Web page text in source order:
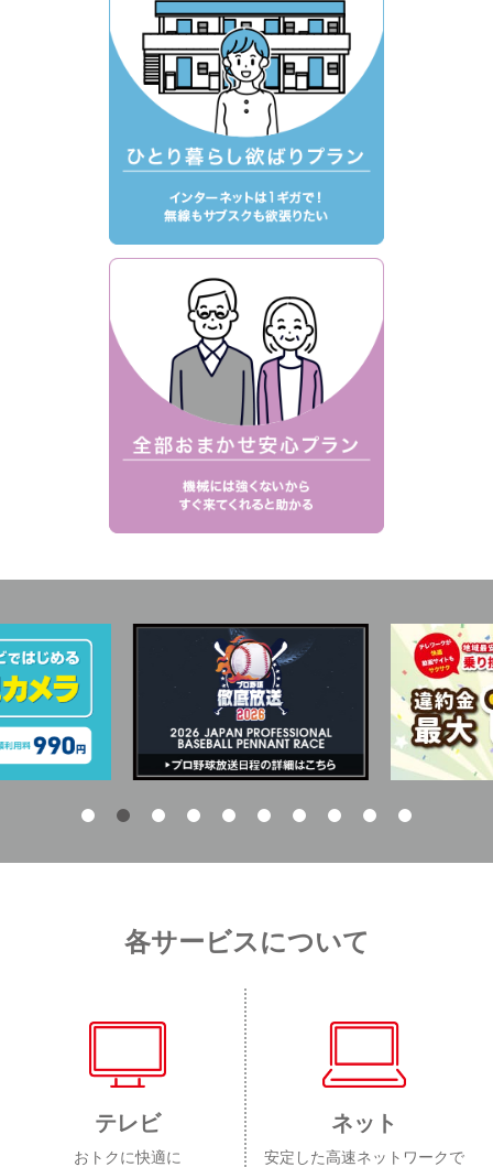
各サービスについて
テレビ
おトクに快適に
ネット
安定した高速ネットワークで